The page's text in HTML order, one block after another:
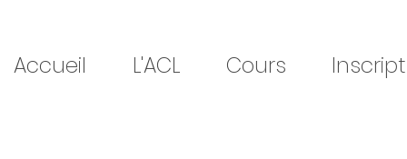
Accueil L'ACL Cours